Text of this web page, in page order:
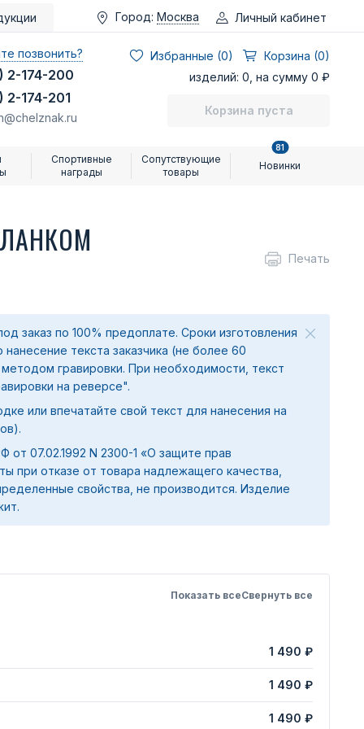
Город: Москва Личный кабинет
позвонить?
2-174-200
2-174-201
Избранные (0)
Корзина (0)
изделий: 0, на сумму 0 ₽
Корзина пуста
Спортивные
награды
Сопутствующие
товары
Новинки
81
Печать
заказ по 100% предоплате. Сроки изготовления
текста заказчика (не более 60
гравировки. При необходимости, текст
на реверсе".
или впечатайте свой текст для нанесения на
от 07.02.1992 N 2300-1 «О защите прав
при отказе от товара надлежащего качества,
свойства, не производится. Изделие
Показать всеСвернуть все
1 490 ₽
1 490 ₽
1 490 ₽